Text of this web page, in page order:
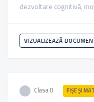
dezvoltare cognitivă,
VIZUALIZEAZĂ
Clasa 0 FIŞE ŞI